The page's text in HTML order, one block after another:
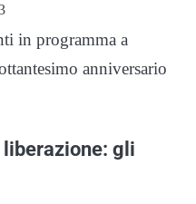
in programma a
anniversario
gli